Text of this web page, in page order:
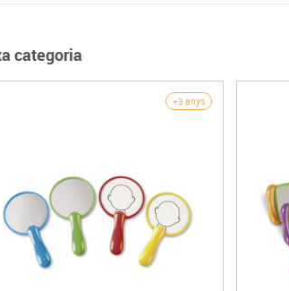
categoria
+3 anys